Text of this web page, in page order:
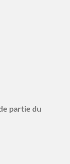
partie du